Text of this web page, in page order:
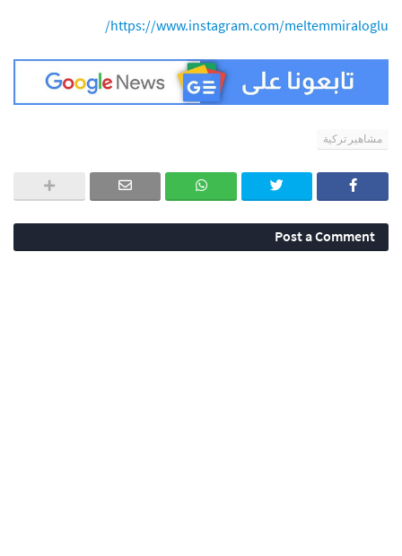
https://www.instagram.com/meltemmiraloglu/
مشاهير تركية
Post a Comment